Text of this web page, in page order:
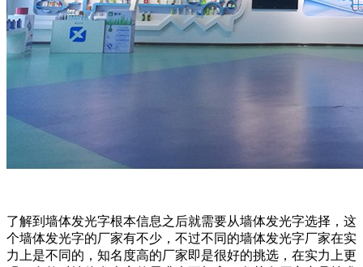
了解到墙体发光字根本信息之后就需要从墙体发光字选择，这
个墙体发光字的厂家有不少，不过不同的墙体发光字厂家在实
力上是不同的，知名度高的厂家即是很好的挑选，在实力上更